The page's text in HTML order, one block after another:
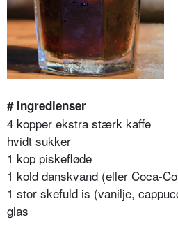
# Ingredienser
4 kopper ekstra stærk kaffe
hvidt sukker
1 kop piskefløde
1 kold danskvand (eller Coca-
1 stor skefuld is (vanilje,
glas